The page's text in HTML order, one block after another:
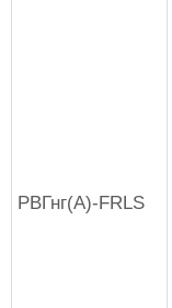
РВГнг(А)-FRLS